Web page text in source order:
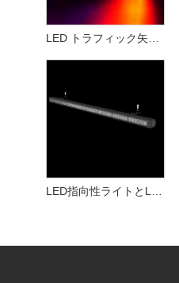
LED指向性ライトとLEDライトスティック